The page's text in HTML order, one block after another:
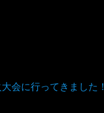
会に行ってきました！